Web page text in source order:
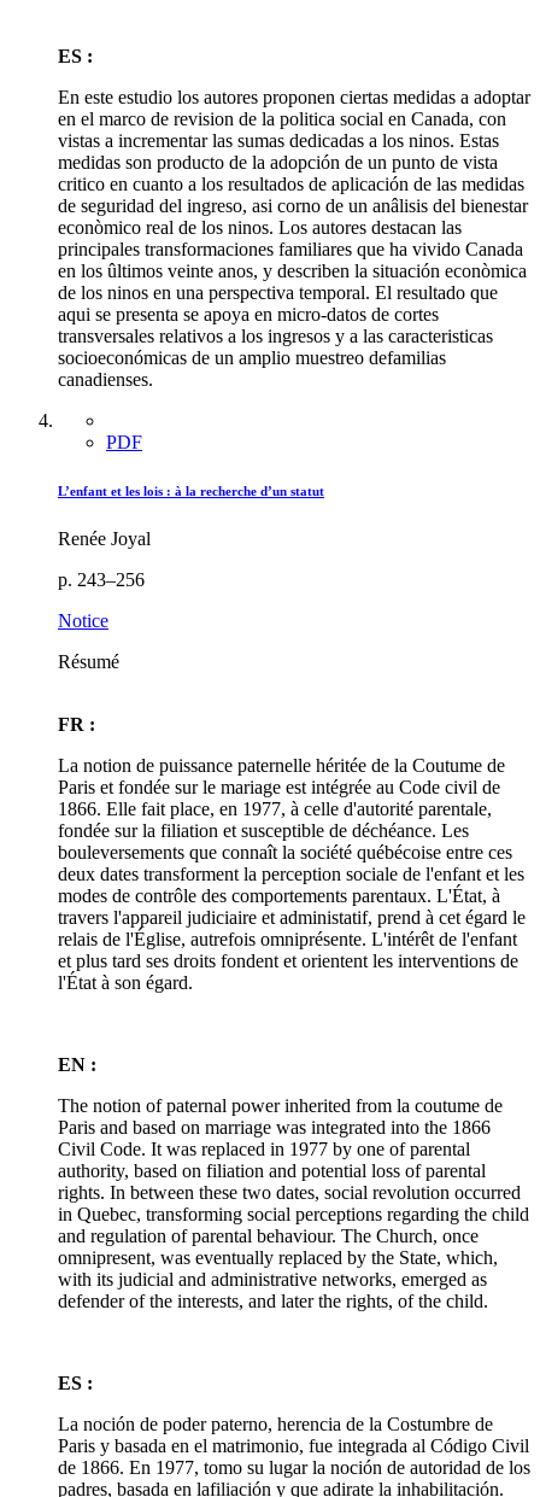
ES :
En este estudio los autores proponen ciertas medidas a adoptar
en el marco de revision de la politica social en Canada, con
vistas a incrementar las sumas dedicadas a los ninos. Estas
medidas son producto de la adopción de un punto de vista
critico en cuanto a los resultados de aplicación de las medidas
de seguridad del ingreso, asi corno de un anâlisis del bienestar
econòmico real de los ninos. Los autores destacan las
principales transformaciones familiares que ha vivido Canada
en los ûltimos veinte anos, y describen la situación econòmica
de los ninos en una perspectiva temporal. El resultado que
aqui se presenta se apoya en micro-datos de cortes
transversales relativos a los ingresos y a las caracteristicas
socioeconómicas de un amplio muestreo defamilias
canadienses.
PDF
L’enfant et les lois : à la recherche d’un statut
Renée Joyal
p. 243–256
Notice
Résumé
FR :
La notion de puissance paternelle héritée de la Coutume de
Paris et fondée sur le mariage est intégrée au Code civil de
1866. Elle fait place, en 1977, à celle d'autorité parentale,
fondée sur la filiation et susceptible de déchéance. Les
bouleversements que connaît la société québécoise entre ces
deux dates transforment la perception sociale de l'enfant et les
modes de contrôle des comportements parentaux. L'État, à
travers l'appareil judiciaire et administatif, prend à cet égard le
relais de l'Église, autrefois omniprésente. L'intérêt de l'enfant
et plus tard ses droits fondent et orientent les interventions de
l'État à son égard.
EN :
The notion of paternal power inherited from la coutume de
Paris and based on marriage was integrated into the 1866
Civil Code. It was replaced in 1977 by one of parental
authority, based on filiation and potential loss of parental
rights. In between these two dates, social revolution occurred
in Quebec, transforming social perceptions regarding the child
and regulation of parental behaviour. The Church, once
omnipresent, was eventually replaced by the State, which,
with its judicial and administrative networks, emerged as
defender of the interests, and later the rights, of the child.
ES :
La noción de poder paterno, herencia de la Costumbre de
Paris y basada en el matrimonio, fue integrada al Código Civil
de 1866. En 1977, tomo su lugar la noción de autoridad de los
padres, basada en lafiliación y que adirate la inhabilitación.